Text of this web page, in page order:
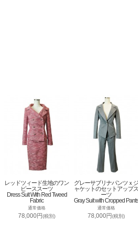
レッドツィード生地のワン
ピーススーツ
Dress Suit With Red Tweed
Fabric
通常価格
78,000円(税別)
グレーサブリナパンツｘジ
ャケットのセットアップス
ーツ
Gray Suit with Cropped Pants
通常価格
78,000円(税別)